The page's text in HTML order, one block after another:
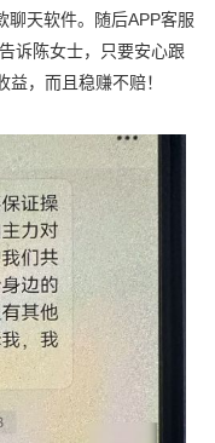
聊天软件。随后APP客服
诉陈女士，只要安心跟
，而且稳赚不赔！